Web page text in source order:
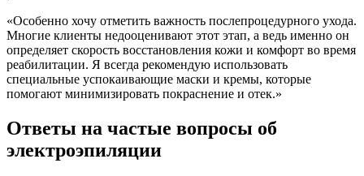
«Особенно хочу отметить важность послепроцедурного ухода.
Многие клиенты недооценивают этот этап, а ведь именно он
определяет скорость восстановления кожи и комфорт во время
реабилитации. Я всегда рекомендую использовать
специальные успокаивающие маски и кремы, которые
помогают минимизировать покраснение и отек.»
Ответы на частые вопросы об
электроэпиляции